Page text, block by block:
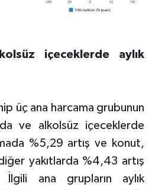
içeceklerde aylık
üç ana harcama grubunun
ve alkolsüz içeceklerde
%5,29 artış ve konut,
yakıtlarda %4,43 artış
ana grupların aylık